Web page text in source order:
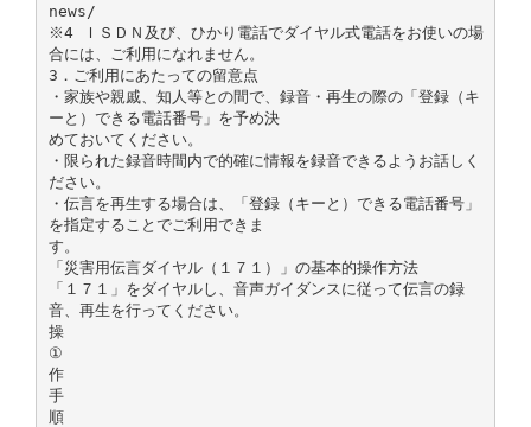
news/
※4 ＩＳＤＮ及び、ひかり電話でダイヤル式電話をお使いの場
合には、ご利用になれません。
3．ご利用にあたっての留意点
・家族や親戚、知人等との間で、録音・再生の際の「登録（キ
ーと）できる電話番号」を予め決
めておいてください。
・限られた録音時間内で的確に情報を録音できるようお話しく
ださい。
・伝言を再生する場合は、「登録（キーと）できる電話番号」
を指定することでご利用できま
す。
「災害用伝言ダイヤル（１７１）」の基本的操作方法
「１７１」をダイヤルし、音声ガイダンスに従って伝言の録
音、再生を行ってください。
操
①
作
手
順